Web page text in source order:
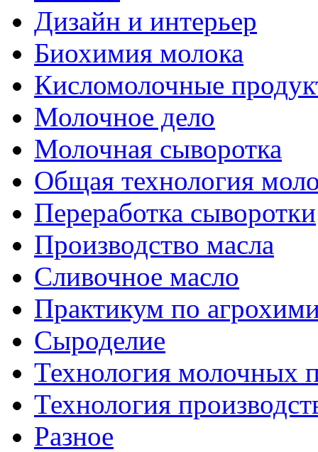
Дизайн и интерьер
Биохимия молока
Кисломолочные
Молочное дело
Молочная сыворотка
Общая технология
Переработка сыворотки
Производство масла
Сливочное масло
Практикум по
Сыроделие
Технология молочных
Технология
Разное